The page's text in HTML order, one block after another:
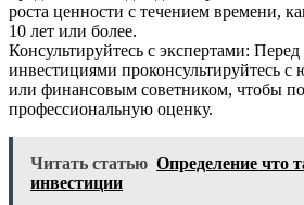
роста ценности с течением времени,
10 лет или более.
Консультируйтесь с экспертами:
инвестициями проконсультируйтесь
или финансовым советником, чтобы
профессиональную оценку.
Читать статью Определение что
инвестиции